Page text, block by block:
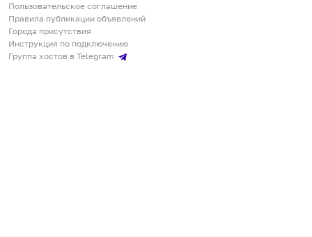
Пользовательское соглашение
Правила публикации объявлений
Города присутствия
Инструкция по подключению
Группа хостов в Telegram